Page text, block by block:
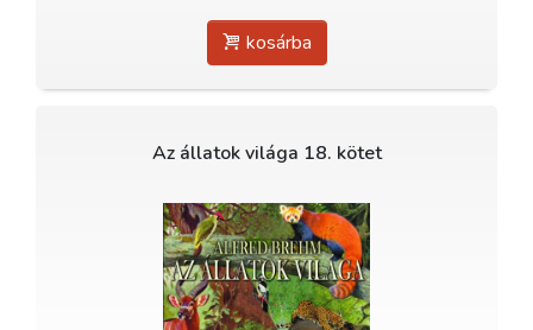
kosárba
Az állatok világa 18. kötet